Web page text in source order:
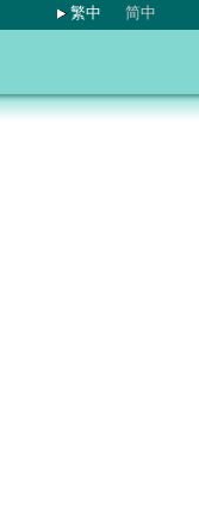
繁中 简中